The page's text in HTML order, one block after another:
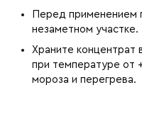
Перед применением
незаметном участке.
Храните концентрат
при температуре от
мороза и перегрева.